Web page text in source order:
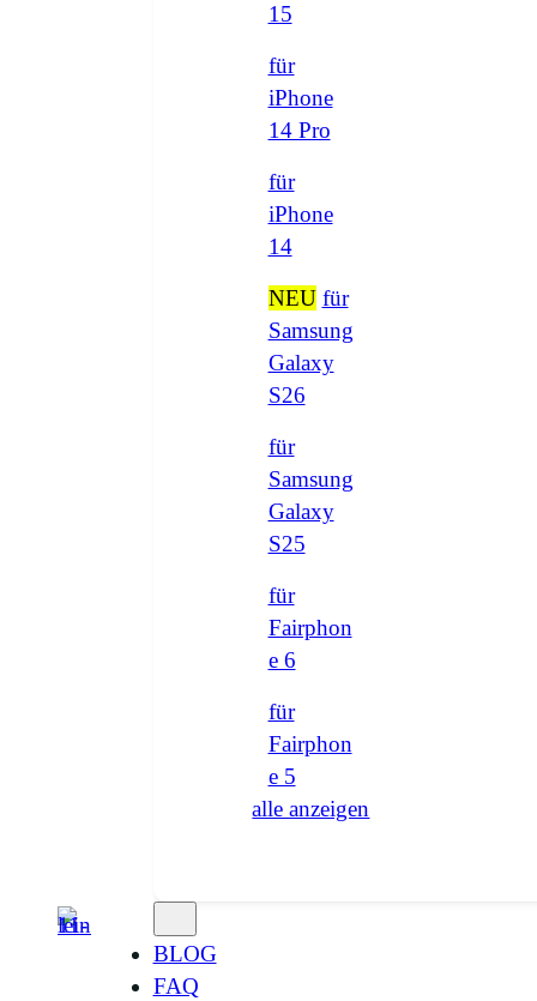
15
für
iPhone
14 Pro
für
iPhone
14
NEU für
Samsung
Galaxy
S26
für
Samsung
Galaxy
S25
für
Fairphon
e 6
für
Fairphon
e 5
alle anzeigen
BLOG
FAQ